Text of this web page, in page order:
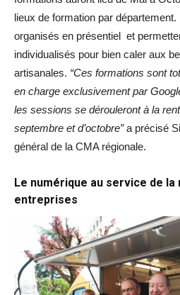
lieux de formation par
organisés en présentiel et
individualisés pour bien caler aux
artisanales. “Ces formations sont
en charge exclusivement par
les sessions se dérouleront à la
septembre et d’octobre”a précisé
général de la CMA régionale.
Le numérique au service de
entreprises